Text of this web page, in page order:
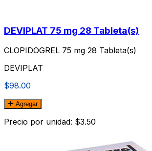
DEVIPLAT 75 mg 28 Tableta(s)
CLOPIDOGREL 75 mg 28 Tableta(s)
DEVIPLAT
$98.00
Agregar
Precio por unidad: $3.50